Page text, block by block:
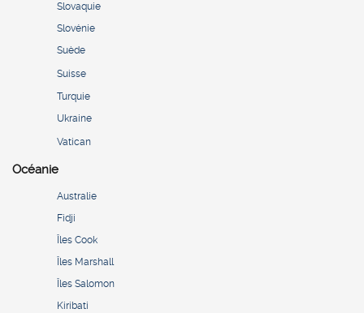
Slovaquie
Slovénie
Suède
Suisse
Turquie
Ukraine
Vatican
Océanie
Australie
Fidji
Îles Cook
Îles Marshall
Îles Salomon
Kiribati